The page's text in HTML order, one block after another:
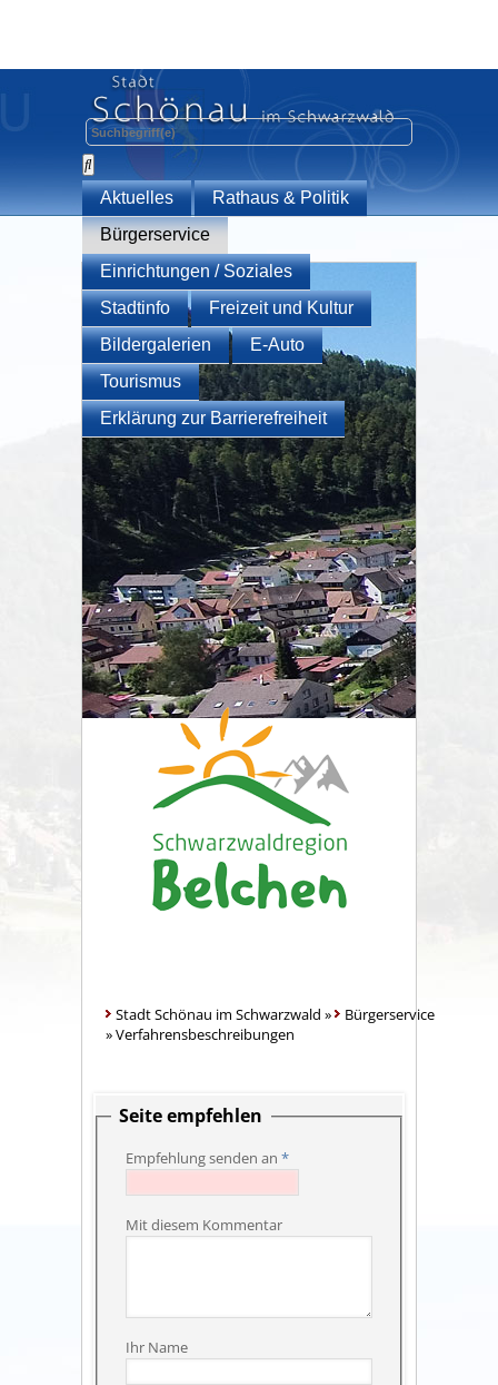
Aktuelles
Rathaus & Politik
Bürgerservice
Einrichtungen / Soziales
Stadtinfo
Freizeit und Kultur
Bildergalerien
E-Auto
Tourismus
Erklärung zur Barrierefreiheit
Stadt Schönau im Schwarzwald »
Bürgerservice
»Verfahrensbeschreibungen
Seite empfehlen
Empfehlung senden an *
Mit diesem Kommentar
Ihr Name